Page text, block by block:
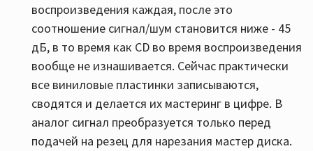
воспроизведения каждая, после это
соотношение сигнал/шум становится ниже - 45
дБ, в то время как СD во время воспроизведения
вообще не изнашивается. Сейчас практически
все виниловые пластинки записываются,
сводятся и делается их мастеринг в цифре. В
аналог сигнал преобразуется только перед
подачей на резец для нарезания мастер диска.